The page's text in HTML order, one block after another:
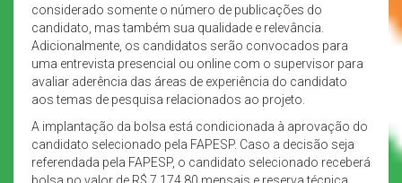
considerado somente o número de publicações do
candidato, mas também sua qualidade e relevância.
Adicionalmente, os candidatos serão convocados para
uma entrevista presencial ou online com o supervisor para
avaliar aderência das áreas de experiência do candidato
aos temas de pesquisa relacionados ao projeto.
A implantação da bolsa está condicionada à aprovação do
candidato selecionado pela FAPESP. Caso a decisão seja
referendada pela FAPESP, o candidato selecionado receberá